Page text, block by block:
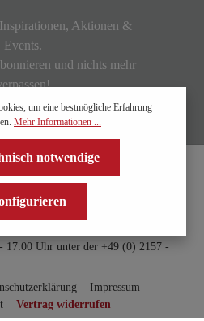
Aktionen &
Events.
und nichts mehr
17:00 Uhr unter der +49 (0) 2157 -
Impressum
Vertrag widerrufen
um eine bestmögliche Erfahrung
Mehr Informationen ...
notwendige